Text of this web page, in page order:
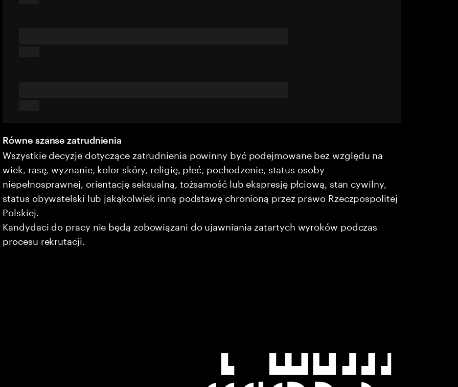
Równe szanse zatrudnienia
Wszystkie decyzje dotyczące zatrudnienia powinny być podejmowane bez względu na
wiek, rasę, wyznanie, kolor skóry, religię, płeć, pochodzenie, status osoby
niepełnosprawnej, orientację seksualną, tożsamość lub ekspresję płciową, stan cywilny,
status obywatelski lub jakąkolwiek inną podstawę chronioną przez prawo Rzeczpospolitej
Polskiej.
Kandydaci do pracy nie będą zobowiązani do ujawniania zatartych wyroków podczas
procesu rekrutacji.